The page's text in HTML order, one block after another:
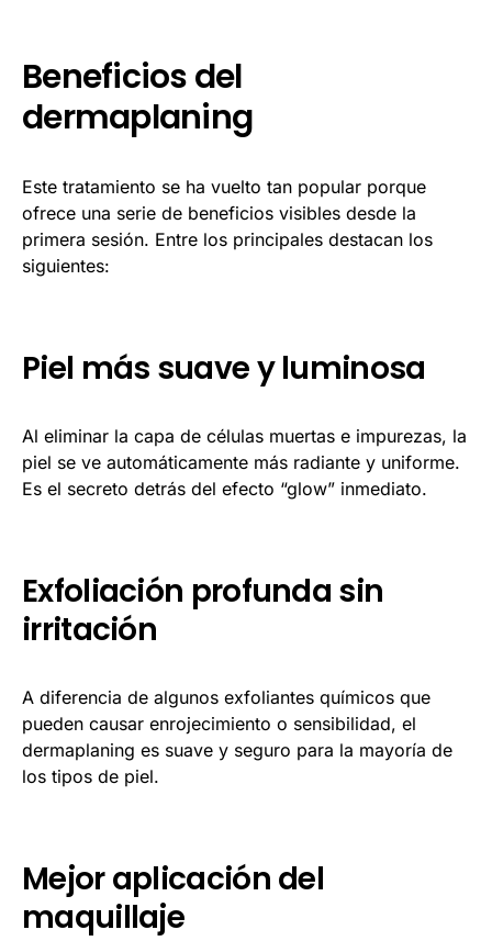
Beneficios del
dermaplaning
Este tratamiento se ha vuelto tan popular porque
ofrece una serie de beneficios visibles desde la
primera sesión. Entre los principales destacan los
siguientes:
Piel más suave y luminosa
Al eliminar la capa de células muertas e impurezas, la
piel se ve automáticamente más radiante y uniforme.
Es el secreto detrás del efecto “glow” inmediato.
Exfoliación profunda sin
irritación
A diferencia de algunos exfoliantes químicos que
pueden causar enrojecimiento o sensibilidad, el
dermaplaning es suave y seguro para la mayoría de
los tipos de piel.
Mejor aplicación del
maquillaje